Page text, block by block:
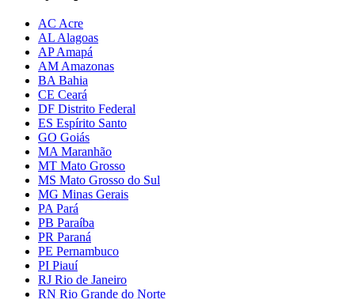
AC Acre
AL Alagoas
AP Amapá
AM Amazonas
BA Bahia
CE Ceará
DF Distrito Federal
ES Espírito Santo
GO Goiás
MA Maranhão
MT Mato Grosso
MS Mato Grosso do Sul
MG Minas Gerais
PA Pará
PB Paraíba
PR Paraná
PE Pernambuco
PI Piauí
RJ Rio de Janeiro
RN Rio Grande do Norte